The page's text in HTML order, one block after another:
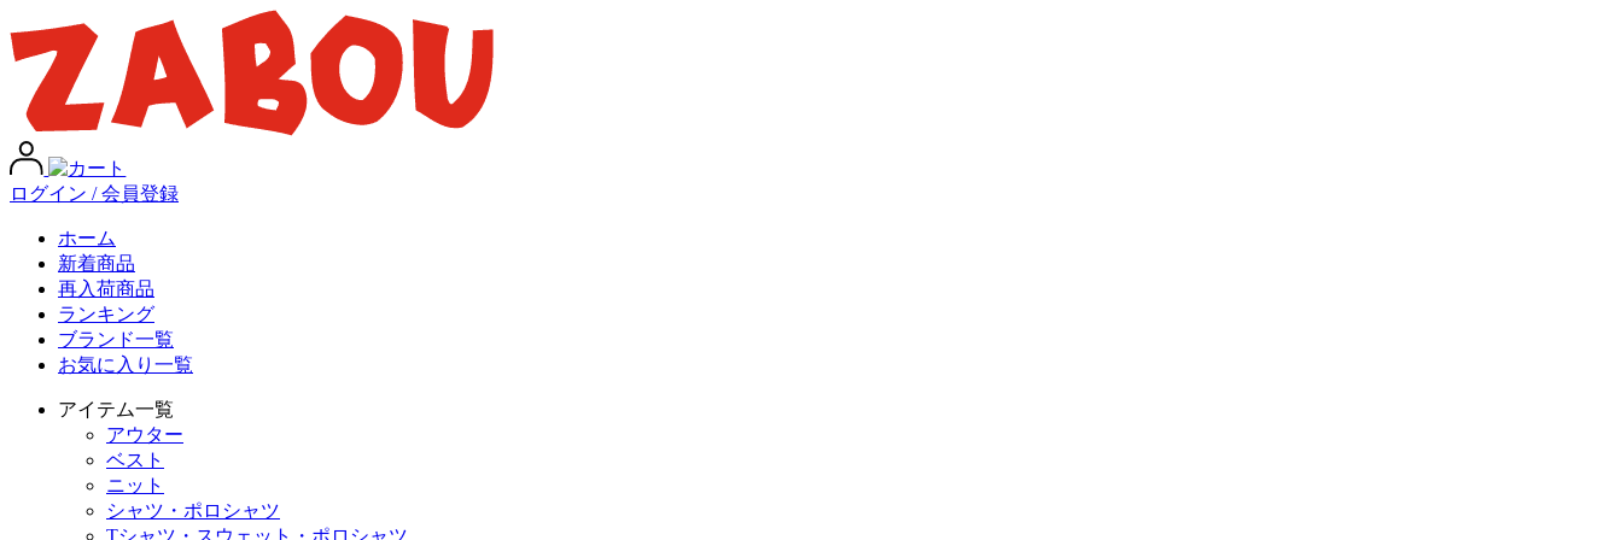
ログイン / 会員登録
ホーム
新着商品
再入荷商品
ランキング
ブランド一覧
お気に入り一覧
アイテム一覧
アウター
ベスト
ニット
シャツ・ポロシャツ
Tシャツ・スウェット・ポロシャツ